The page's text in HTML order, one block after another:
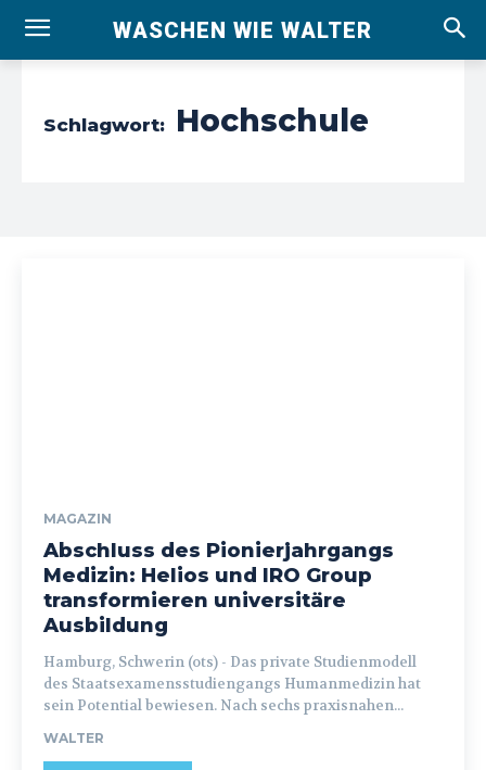
WASCHEN WIE WALTER
Schlagwort: Hochschule
MAGAZIN
Abschluss des Pionierjahrgangs
Medizin: Helios und IRO Group
transformieren universitäre
Ausbildung
Hamburg, Schwerin (ots) - Das private Studienmodell
des Staatsexamensstudiengangs Humanmedizin hat
sein Potential bewiesen. Nach sechs praxisnahen...
WALTER